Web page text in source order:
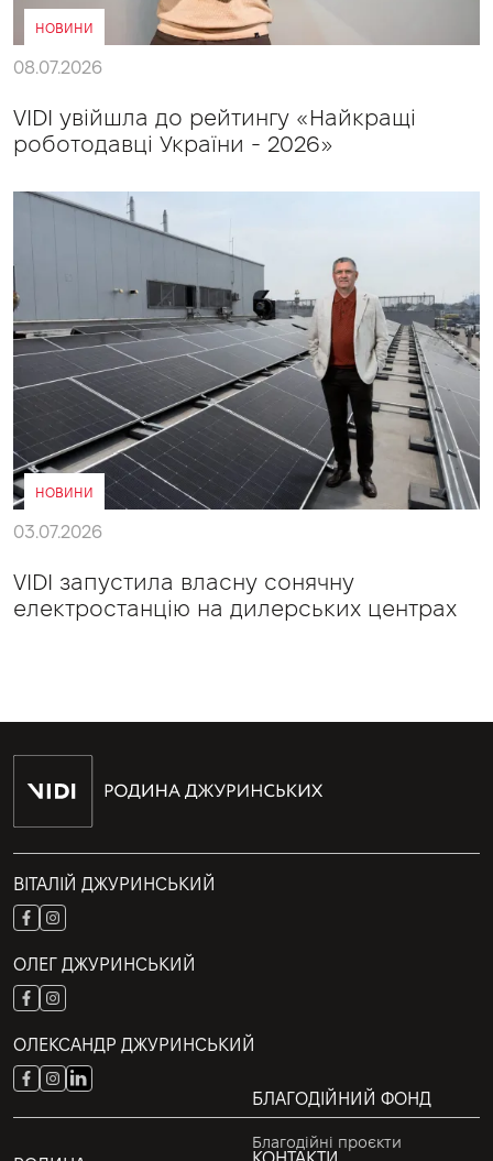
НОВИНИ
08.07.2026
VIDI увійшла до рейтингу «Найкращі
роботодавці України - 2026»
НОВИНИ
03.07.2026
VIDI запустила власну сонячну
електростанцію на дилерських центрах
ВІТАЛІЙ ДЖУРИНСЬКИЙ
ОЛЕГ ДЖУРИНСЬКИЙ
ОЛЕКСАНДР ДЖУРИНСЬКИЙ
БЛАГОДІЙНИЙ ФОНД
Благодійні проєкти